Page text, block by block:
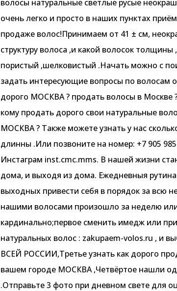
волосы натуральные светлые русые
очень легко и просто в наших пунктах
продаже волос!Принимаем от 41 ± см,
структуру волоса ,и какой волосок
пористый ,шелковистый .Начать можно с
задать интересующие вопросы по волосам
дорого МОСКВА ? продать волосы в
кому продать дорого свои натуральные
МОСКВА ? Также можете узнать у нас
длинны .Или позвоните на номер: +7 905
Инстаграм inst.cmc.mms. В нашей жизни
дома, и выходя из дома. Ежедневныя
выходных привести себя в порядок за всю
нашими волосами произошло за неделю
кардинально;первое сменить имедж или
натуральных волос : zakupaem-volos.ru , и
ВСЕЙ РОССИИ,Третье узнать как дорого
вашем городе МОСКВА ,Четвёртое нашли
.Отправьте 3 фото при дневном свете для